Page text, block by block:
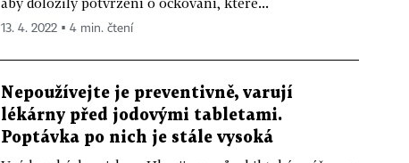
13. 4. 2022 ▪ 4 min. čtení
Nepoužívejte je preventivně, varují
lékárny před jodovými tabletami.
Poptávka po nich je stále vysoká